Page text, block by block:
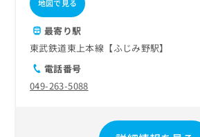
地図で見る
最寄り駅
東武鉄道東上本線【ふじみ野駅】
電話番号
049-263-5088